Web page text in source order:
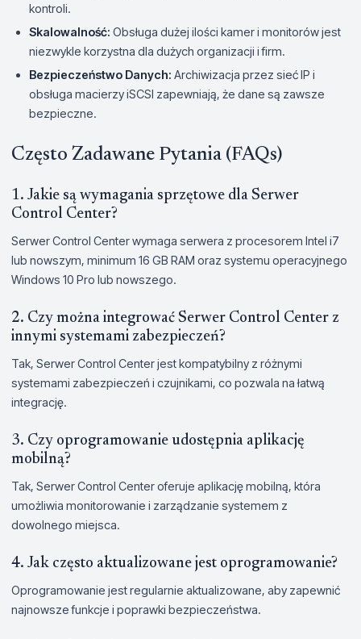
kontroli.
Skalowalność: Obsługa dużej ilości kamer i monitorów jest
niezwykle korzystna dla dużych organizacji i firm.
Bezpieczeństwo Danych: Archiwizacja przez sieć IP i
obsługa macierzy iSCSI zapewniają, że dane są zawsze
bezpieczne.
Często Zadawane Pytania (FAQs)
1. Jakie są wymagania sprzętowe dla Serwer
Control Center?
Serwer Control Center wymaga serwera z procesorem Intel i7
lub nowszym, minimum 16 GB RAM oraz systemu operacyjnego
Windows 10 Pro lub nowszego.
2. Czy można integrować Serwer Control Center z
innymi systemami zabezpieczeń?
Tak, Serwer Control Center jest kompatybilny z różnymi
systemami zabezpieczeń i czujnikami, co pozwala na łatwą
integrację.
3. Czy oprogramowanie udostępnia aplikację
mobilną?
Tak, Serwer Control Center oferuje aplikację mobilną, która
umożliwia monitorowanie i zarządzanie systemem z
dowolnego miejsca.
4. Jak często aktualizowane jest oprogramowanie?
Oprogramowanie jest regularnie aktualizowane, aby zapewnić
najnowsze funkcje i poprawki bezpieczeństwa.